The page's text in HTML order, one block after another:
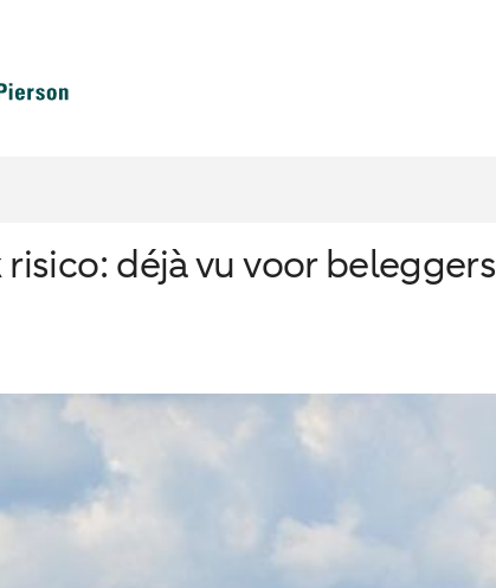
déjà vu voor beleggers